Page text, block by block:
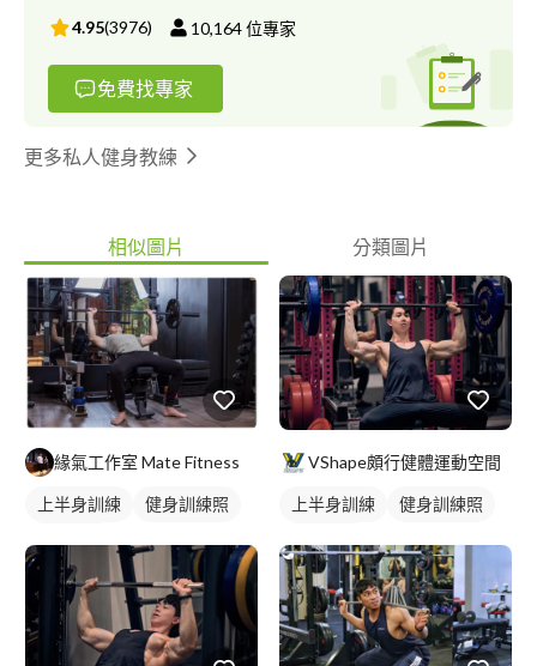
生，不論是考試檢定還是日本留遊學皆有涉略，期望能幫助學生更
加了解日本文化及更全面使用日文，加強聽說能力。
4.95(3976) 10,164位專家
免費找專家
更多私人健身教練
相似圖片 分類圖片
緣氣工作室 Mate Fitness
上半身訓練
健身訓練照
VShape頗行健體運動空間
上半身訓練
健身訓練照